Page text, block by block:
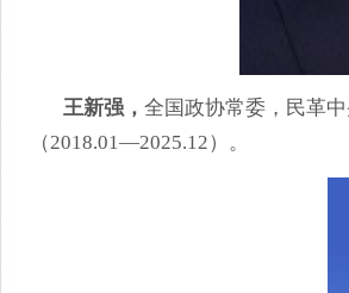
王新强， 全国政协常委，民革
（2018.01—2025.12）。